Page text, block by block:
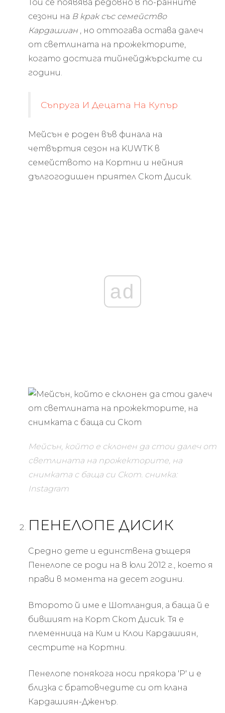
Той се появява редовно в по-ранните
сезони на В крак със семейство
Кардашиан , но оттогава остава далеч
от светлината на прожекторите,
когато достига тийнейджърските си
години.
Съпруга И Децата На Купър
Мейсън е роден във финала на
четвъртия сезон на KUWTK в
семейството на Кортни и нейния
дългогодишен приятел Скот Дисик.
ad
Мейсън, който е склонен да стои далеч от
светлината на прожекторите, на
снимката с баща си Скот. снимка:
Instagram
ПЕНЕЛОПЕ ДИСИК
Средно дете и единствена дъщеря
Пенелопе се роди на 8 юли 2012 г., което я
прави в момента на десет години.
Второто й име е Шотландия, а баща й е
бившият на Корт Скот Дисик. Тя е
племенница на Ким и Клои Кардашиян,
сестрите на Кортни.
Пенелопе понякога носи прякора 'P' и е
близка с братовчедите си от клана
Кардашиян-Дженър.